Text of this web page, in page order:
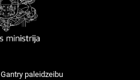
Gantry paleidzeibu